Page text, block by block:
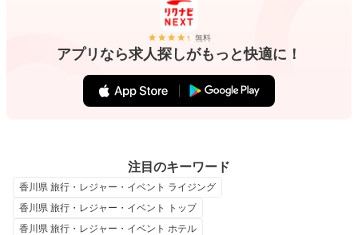
無料
アプリなら求人探しがもっと快適に！
注目のキーワード
香川県 旅行・レジャー・イベント ライジング
香川県 旅行・レジャー・イベント トップ
香川県 旅行・レジャー・イベント ホテル